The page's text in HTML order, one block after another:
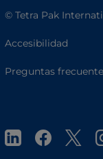
© Tetra Pak
Accesibilidad
Preguntas